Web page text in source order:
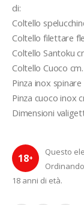
di:
Coltello
Coltello filettare
Coltello Santoku
Coltello Cuoco
Pinza inox spinare
Pinza cuoco inox
Dimensioni
18+
Questo
18 anni di età.